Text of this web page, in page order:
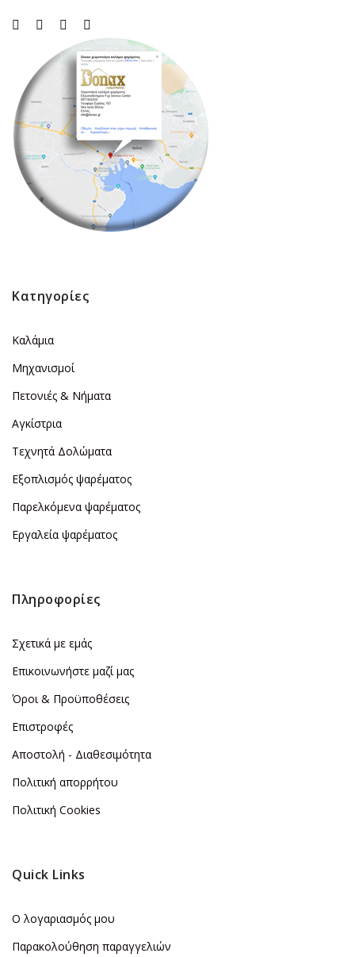
Κατηγορίες
Καλάμια
Μηχανισμοί
Πετονιές & Νήματα
Αγκίστρια
Τεχνητά Δολώματα
Εξοπλισμός ψαρέματος
Παρελκόμενα ψαρέματος
Εργαλεία ψαρέματος
Πληροφορίες
Σχετικά με εμάς
Επικοινωνήστε μαζί μας
Όροι & Προϋποθέσεις
Επιστροφές
Αποστολή - Διαθεσιμότητα
Πολιτική απορρήτου
Πολιτική Cookies
Quick Links
Ο λογαριασμός μου
Παρακολούθηση παραγγελιών